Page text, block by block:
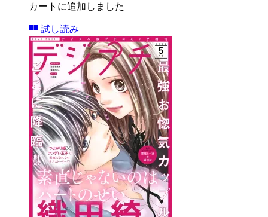
カートに追加しました
試し読み